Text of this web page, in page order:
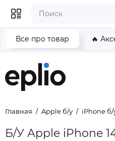
Главная Apple б/у iPhone б/
Б/У Apple iPhone
Все про товар 🔥